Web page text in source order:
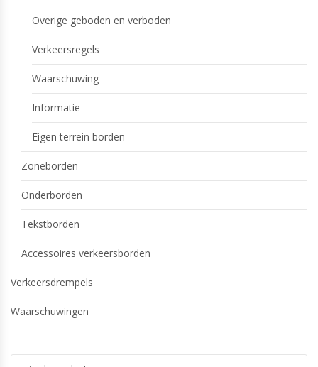
Overige geboden en verboden
Verkeersregels
Waarschuwing
Informatie
Eigen terrein borden
Zoneborden
Onderborden
Tekstborden
Accessoires verkeersborden
Verkeersdrempels
Waarschuwingen